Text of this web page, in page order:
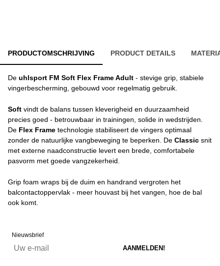
PRODUCTOMSCHRIJVING PRODUCT DETAILS
De uhlsport FM Soft Flex Frame Adult - stevige grip, stabiele
vingerbescherming, gebouwd voor regelmatig gebruik.
Soft vindt de balans tussen kleverigheid en duurzaamheid
precies goed - betrouwbaar in trainingen, solide in wedstrijden.
De Flex Frame technologie stabiliseert de vingers optimaal
zonder de natuurlijke vangbeweging te beperken. De Classic snit
met externe naadconstructie levert een brede, comfortabele
pasvorm met goede vangzekerheid.
Grip foam wraps bij de duim en handrand vergroten het
balcontactoppervlak - meer houvast bij het vangen, hoe de bal
ook komt.
Nieuwsbrief